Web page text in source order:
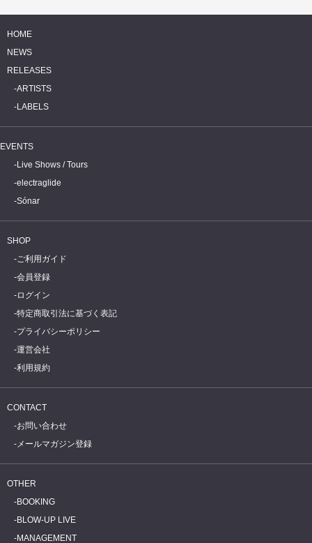
HOME
NEWS
RELEASES
ARTISTS
LABELS
EVENTS
Live Shows / Tours
electraglide
Sónar
SHOP
ご利用ガイド
会員登録
ログイン
特定商取引法に基づく表記
プライバシーポリシー
運営会社
利用規約
CONTACT
お問い合わせ
メールマガジン登録
OTHER
BOOKING
BLOW-UP LIVE
MANAGEMENT